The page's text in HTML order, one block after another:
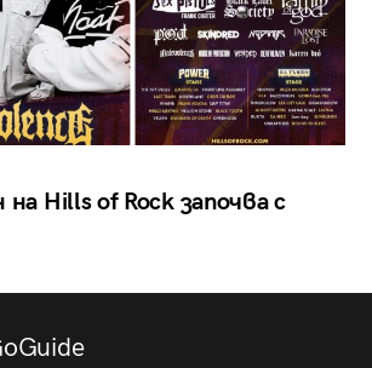
Hills of Rock започва с